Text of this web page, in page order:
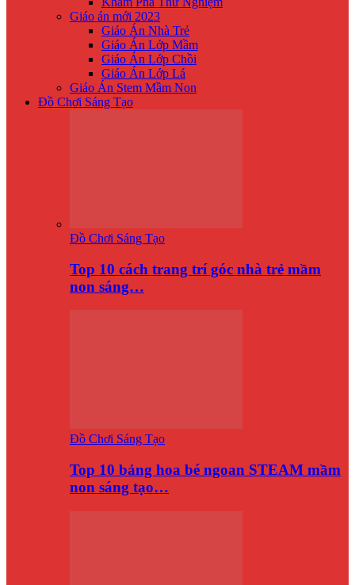
Giáo án mới 2023
Giáo Án Nhà Trẻ
Giáo Án Lớp Mầm
Giáo Án Lớp Chồi
Giáo Án Lớp Lá
Giáo Án Stem Mầm Non
Đồ Chơi Sáng Tạo
Đồ Chơi Sáng Tạo
Top 10 cách trang trí góc nhà trẻ mầm
non sáng…
Đồ Chơi Sáng Tạo
Top 10 bảng hoa bé ngoan STEAM mầm
non sáng tạo…